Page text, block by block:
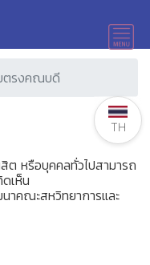
ตรงคณบดี
หรือบุคคลทั่วไปสามารถ
เห็น
าคณะสหวิทยาการและ
TH